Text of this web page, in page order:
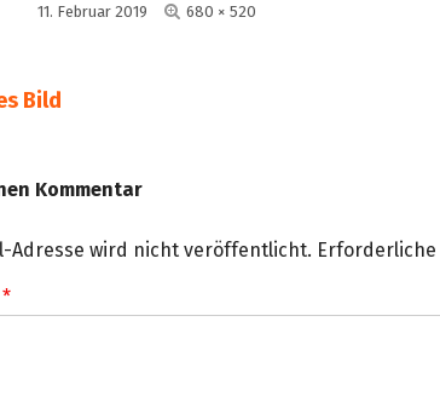
am11. Februar 2019
Volle
680 × 520
Bild
Kommentar
Adresse wird nicht veröffentlicht.
*